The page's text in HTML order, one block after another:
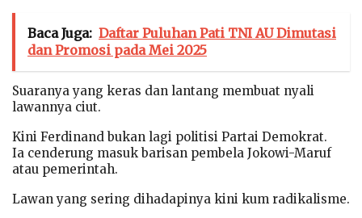
Baca Juga: Daftar Puluhan Pati TNI AU Dimutasi
dan Promosi pada Mei 2025
Suaranya yang keras dan lantang membuat nyali
lawannya ciut.
Kini Ferdinand bukan lagi politisi Partai Demokrat.
Ia cenderung masuk barisan pembela Jokowi-Maruf
atau pemerintah.
Lawan yang sering dihadapinya kini kum radikalisme.